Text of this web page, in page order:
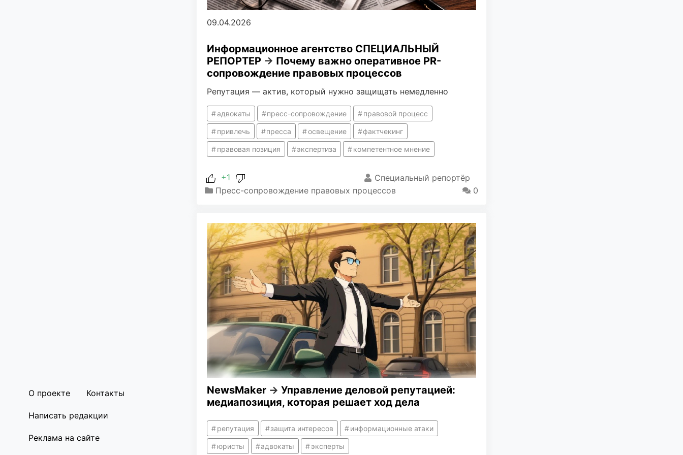
О проекте Контакты
Написать редакции
Реклама на сайте
09.04.2026
Информационное агентство СПЕЦИАЛЬНЫЙ
РЕПОРТЕР → Почему важно оперативное PR-
сопровождение правовых процессов
Репутация — актив, который нужно защищать немедленно
адвокаты пресс-сопровождение правовой процесс
привлечь пресса освещение фактчекинг
правовая позиция экспертиза компетентное мнение
+1
Специальный репортёр
Пресс-сопровождение правовых процессов
0
NewsMaker → Управление деловой репутацией:
медиапозиция, которая решает ход дела
репутация защита интересов информационные атаки
юристы адвокаты эксперты